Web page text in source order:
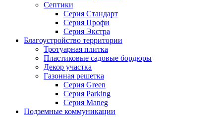
Септики
Серия Стандарт
Серия Профи
Серия Экстра
Благоустройство территории
Тротуарная плитка
Пластиковые садовые бордюры
Декор участка
Газонная решетка
Серия Green
Серия Parking
Серия Maneg
Подземные коммуникации